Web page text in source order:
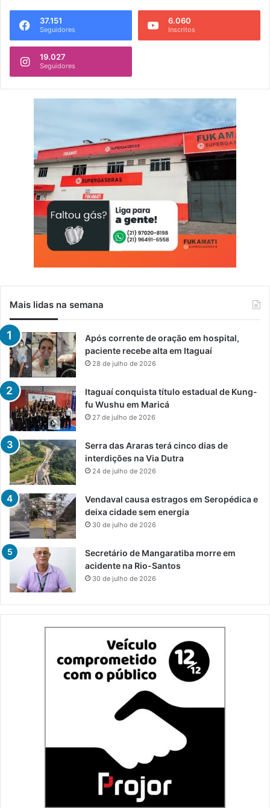
37.151
Seguidores
6.060
Inscritos
19.027
Seguidores
Mais lidas na semana
Após corrente de oração em hospital,
paciente recebe alta em Itaguaí
28 de julho de 2026
Itaguaí conquista título estadual de Kung-
fu Wushu em Maricá
27 de julho de 2026
Serra das Araras terá cinco dias de
interdições na Via Dutra
24 de julho de 2026
Vendaval causa estragos em Seropédica e
deixa cidade sem energia
30 de julho de 2026
Secretário de Mangaratiba morre em
acidente na Rio-Santos
30 de julho de 2026